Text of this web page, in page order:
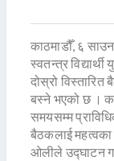
काठमाडौँ, ६
स्वतन्त्र
दोस्रो
बस्ने भएको छ ।
समयसम्म
बैठकलाई महत्वका
ओलीले उद्घाटन